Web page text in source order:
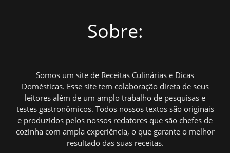
Sobre:
Somos um site de Receitas Culinárias e Dicas
Domésticas. Esse site tem colaboração direta de seus
leitores além de um amplo trabalho de pesquisas e
testes gastronômicos. Todos nossos textos são originais
e produzidos pelos nossos redatores que são chefes de
cozinha com ampla experiência, o que garante o melhor
resultado das suas receitas.